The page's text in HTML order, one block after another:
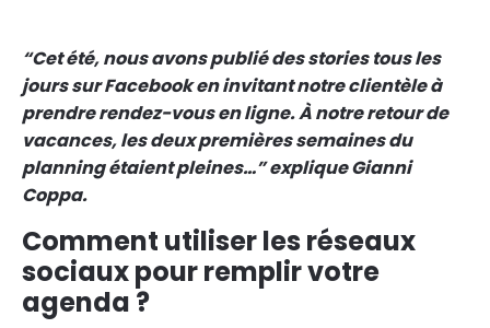
“Cet été, nous avons publié des stories tous les
jours sur Facebook en invitant notre clientèle à
prendre rendez-vous en ligne. À notre retour de
vacances, les deux premières semaines du
planning étaient pleines…” explique Gianni
Coppa.
Comment utiliser les réseaux
sociaux pour remplir votre
agenda ?